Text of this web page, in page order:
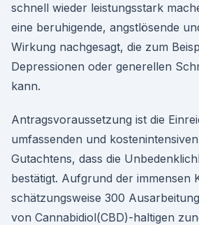
schnell wieder leistungsstark
eine beruhigende, angstlösende
Wirkung nachgesagt, die zum
Depressionen oder generellen
kann.
Antragsvoraussetzung ist die
umfassenden und
Gutachtens, dass die
bestätigt. Aufgrund der immensen
schätzungsweise 300
von Cannabidiol(CBD)-haltigen